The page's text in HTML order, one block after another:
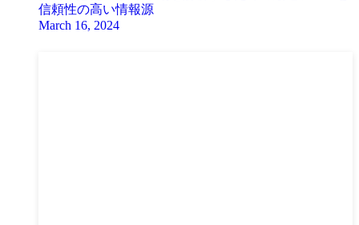
信頼性の高い情報源
March 16, 2024